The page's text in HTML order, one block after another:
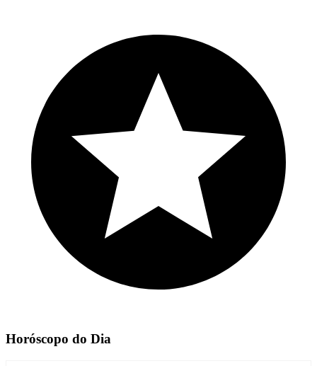
Horóscopo do Dia